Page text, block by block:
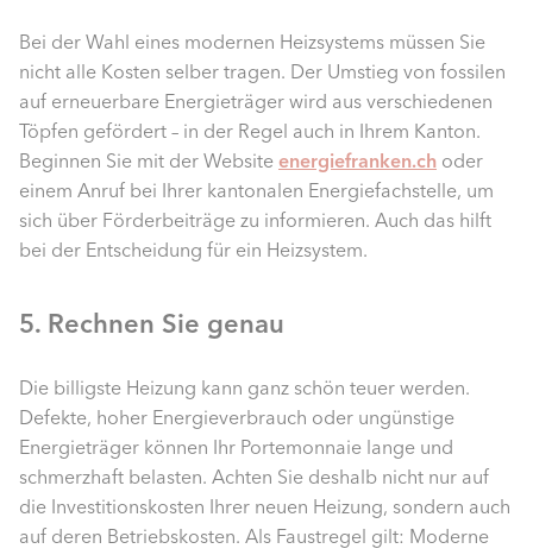
Bei der Wahl eines modernen Heizsystems müssen Sie
nicht alle Kosten selber tragen. Der Umstieg von fossilen
auf erneuerbare Energieträger wird aus verschiedenen
Töpfen gefördert – in der Regel auch in Ihrem Kanton.
Beginnen Sie mit der Website energiefranken.ch oder
einem Anruf bei Ihrer kantonalen Energiefachstelle, um
sich über Förderbeiträge zu informieren. Auch das hilft
bei der Entscheidung für ein Heizsystem.
5. Rechnen Sie genau
Die billigste Heizung kann ganz schön teuer werden.
Defekte, hoher Energieverbrauch oder ungünstige
Energieträger können Ihr Portemonnaie lange und
schmerzhaft belasten. Achten Sie deshalb nicht nur auf
die Investitionskosten Ihrer neuen Heizung, sondern auch
auf deren Betriebskosten. Als Faustregel gilt: Moderne